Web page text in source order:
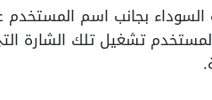
السوداء بجانب اسم
تشغيل تلك الشارة